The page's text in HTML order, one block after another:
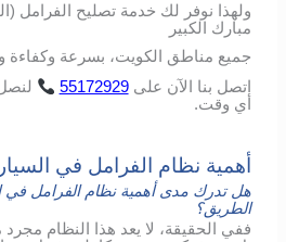
ولهذا نوفر لك خدمة تصليح الفرامل
مبارك الكبير
جميع مناطق الكويت، بسرعة وكفاءة
اتصل بنا الآن على 55172929
أي وقت.
أهمية نظام الفرامل في
هل تدرك مدى أهمية نظام الفرامل
الطريق؟
ففي الحقيقة، لا يعد هذا النظام